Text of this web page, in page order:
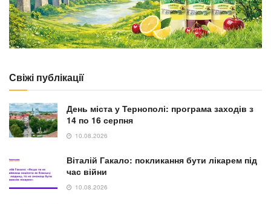
Свіжі публікації
День міста у Тернополі: програма заходів з
14 по 16 серпня
10.08.2026
Віталій Гакало: покликання бути лікарем під
час війни
10.08.2026